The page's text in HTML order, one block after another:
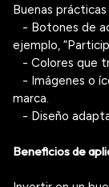
Buenas
- Botones de
ejemplo,
- Colores que
- Imágenes o
marca.
- Diseño
Beneficios de